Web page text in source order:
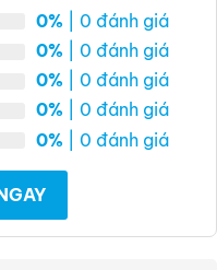
0% | 0 đánh giá
0% | 0 đánh giá
0% | 0 đánh giá
0% | 0 đánh giá
0% | 0 đánh giá